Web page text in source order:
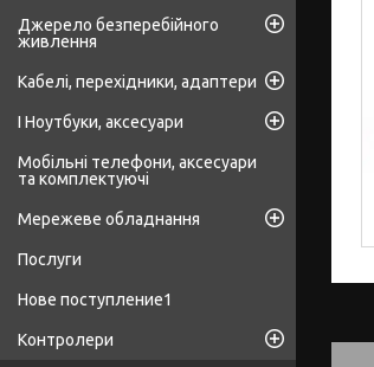
Джерело безперебійного
живлення
Кабелі, перехідники, адаптери
І Ноутбуки, аксесуари
Мобільні телефони, аксесуари
та комплектуючі
Мережеве обладнання
Послуги
Нове поступление1
Контролери